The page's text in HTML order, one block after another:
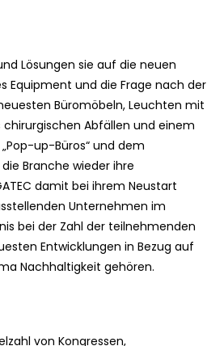
Lösungen sie auf die neuen
Equipment und die Frage nach der
Büromöbeln, Leuchten mit
chirurgischen Abfällen und einem
up-Büros“ und dem
Branche wieder ihre
damit bei ihrem Neustart
Unternehmen im
bei der Zahl der teilnehmenden
Entwicklungen in Bezug auf
Nachhaltigkeit gehören.
von Kongressen,